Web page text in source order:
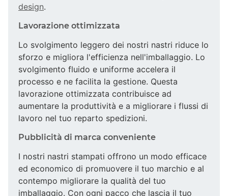
design.
Lavorazione ottimizzata
Lo svolgimento leggero dei nostri nastri riduce lo
sforzo e migliora l'efficienza nell'imballaggio. Lo
svolgimento fluido e uniforme accelera il
processo e ne facilita la gestione. Questa
lavorazione ottimizzata contribuisce ad
aumentare la produttività e a migliorare i flussi di
lavoro nel tuo reparto spedizioni.
Pubblicità di marca conveniente
I nostri nastri stampati offrono un modo efficace
ed economico di promuovere il tuo marchio e al
contempo migliorare la qualità del tuo
imballaggio. Con ogni pacco che lascia il tuo